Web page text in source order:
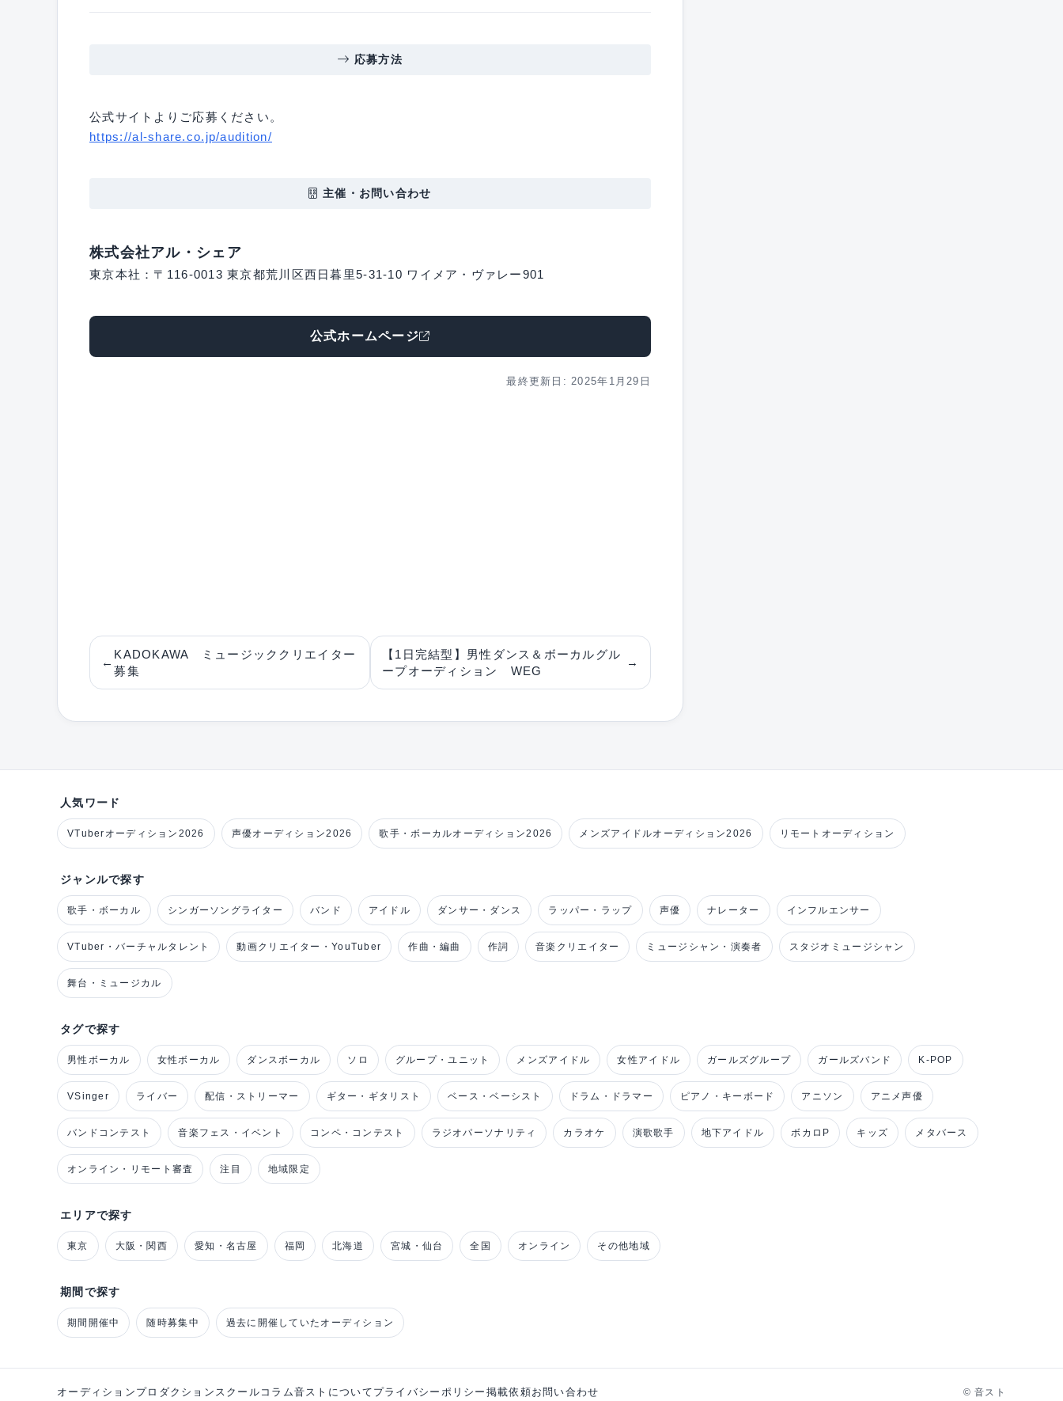
応募方法
公式サイトよりご応募ください。
https://al-share.co.jp/audition/
主催・お問い合わせ
株式会社アル・シェア
東京本社：〒116-0013 東京都荒川区西日暮里5-31-10 ワイメア・ヴァレー901
公式ホームページ
最終更新日: 2025年1月29日
←
KADOKAWA ミュージッククリエイター
募集
【1日完結型】男性ダンス＆ボーカルグル
ープオーディション WEG
→
人気ワード
VTuberオーディション2026 声優オーディション2026 歌手・ボーカルオーディション2026 メンズアイドルオーディション2026 リモートオーディション
ジャンルで探す
歌手・ボーカル シンガーソングライター バンド アイドル ダンサー・ダンス ラッパー・ラップ 声優 ナレーター インフルエンサー
VTuber・バーチャルタレント 動画クリエイター・YouTuber 作曲・編曲 作詞 音楽クリエイター ミュージシャン・演奏者 スタジオミュージシャン
舞台・ミュージカル
タグで探す
男性ボーカル 女性ボーカル ダンスボーカル ソロ グループ・ユニット メンズアイドル 女性アイドル ガールズグループ ガールズバンド K-POP
VSinger ライバー 配信・ストリーマー ギター・ギタリスト ベース・ベーシスト ドラム・ドラマー ピアノ・キーボード アニソン アニメ声優
バンドコンテスト 音楽フェス・イベント コンペ・コンテスト ラジオパーソナリティ カラオケ 演歌歌手 地下アイドル ボカロP キッズ メタバース
オンライン・リモート審査 注目 地域限定
エリアで探す
東京 大阪・関西 愛知・名古屋 福岡 北海道 宮城・仙台 全国 オンライン その他地域
期間で探す
期間開催中 随時募集中 過去に開催していたオーディション
オーディション プロダクション スクール コラム音ストについて プライバシーポリシー 掲載依頼お問い合わせ © 音スト